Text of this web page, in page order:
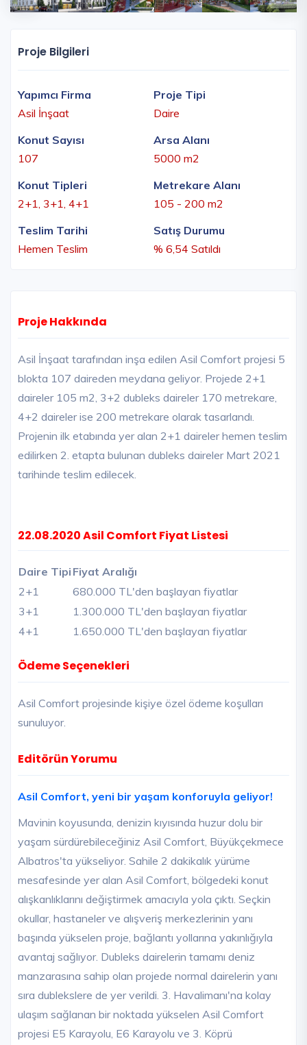
Proje Bilgileri
Yapımcı Firma
Asil İnşaat
Proje Tipi
Daire
Konut Sayısı
107
Arsa Alanı
5000 m2
Konut Tipleri
2+1, 3+1, 4+1
Metrekare Alanı
105 - 200 m2
Teslim Tarihi
Hemen Teslim
Satış Durumu
% 6,54 Satıldı
Proje Hakkında
Asil İnşaat tarafından inşa edilen Asil Comfort projesi 5
blokta 107 daireden meydana geliyor. Projede 2+1
daireler 105 m2, 3+2 dubleks daireler 170 metrekare,
4+2 daireler ise 200 metrekare olarak tasarlandı.
Projenin ilk etabında yer alan 2+1 daireler hemen teslim
edilirken 2. etapta bulunan dubleks daireler Mart 2021
tarihinde teslim edilecek.
22.08.2020 Asil Comfort Fiyat Listesi
Daire Tipi Fiyat Aralığı
2+1
680.000 TL'den başlayan fiyatlar
3+1
1.300.000 TL'den başlayan fiyatlar
4+1
1.650.000 TL'den başlayan fiyatlar
Ödeme Seçenekleri
Asil Comfort projesinde kişiye özel ödeme koşulları
sunuluyor.
Editörün Yorumu
Asil Comfort, yeni bir yaşam konforuyla geliyor!
Mavinin koyusunda, denizin kıyısında huzur dolu bir
yaşam sürdürebileceğiniz Asil Comfort, Büyükçekmece
Albatros'ta yükseliyor. Sahile 2 dakikalık yürüme
mesafesinde yer alan Asil Comfort, bölgedeki konut
alışkanlıklarını değiştirmek amacıyla yola çıktı. Seçkin
okullar, hastaneler ve alışveriş merkezlerinin yanı
başında yükselen proje, bağlantı yollarına yakınlığıyla
avantaj sağlıyor. Dubleks dairelerin tamamı deniz
manzarasına sahip olan projede normal dairelerin yanı
sıra dublekslere de yer verildi. 3. Havalimanı'na kolay
ulaşım sağlanan bir noktada yükselen Asil Comfort
projesi E5 Karayolu, E6 Karayolu ve 3. Köprü